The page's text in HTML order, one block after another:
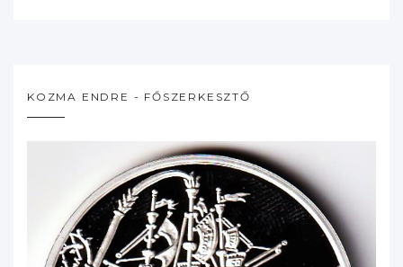
KOZMA ENDRE - FŐSZERKESZTŐ